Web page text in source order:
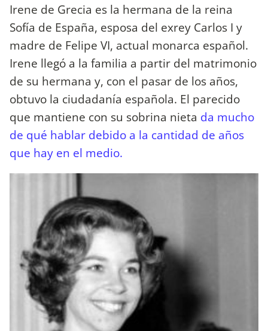
Irene de Grecia es la hermana de la reina
Sofía de España, esposa del exrey Carlos I y
madre de Felipe VI, actual monarca español.
Irene llegó a la familia a partir del matrimonio
de su hermana y, con el pasar de los años,
obtuvo la ciudadanía española. El parecido
que mantiene con su sobrina nieta da mucho
de qué hablar debido a la cantidad de años
que hay en el medio.